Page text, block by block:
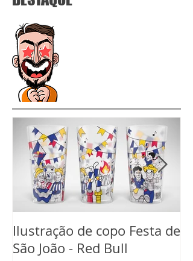
Ilustração de copo Festa de
São João - Red Bull